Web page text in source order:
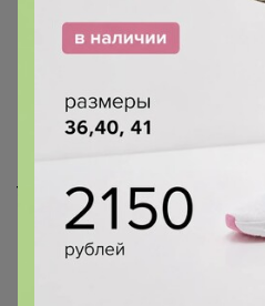
Tiny Спрей металлический
серебряного цвета + крышка